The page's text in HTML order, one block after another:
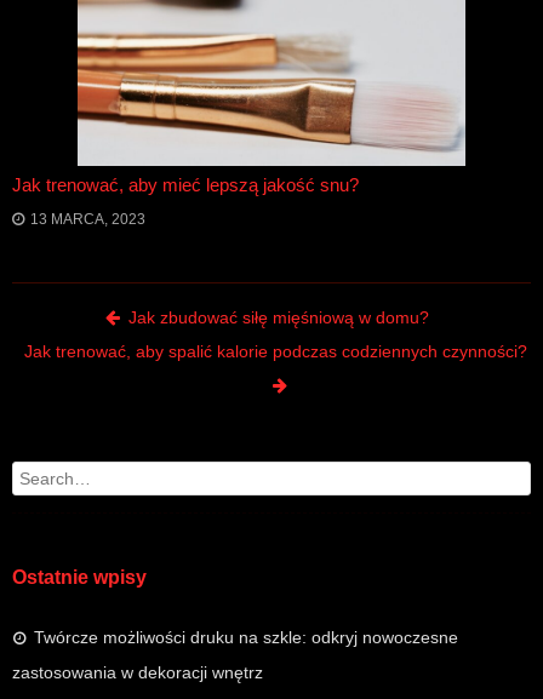
Search
Ostatnie wpisy
Twórcze możliwości druku na szkle: odkryj nowoczesne
zastosowania w dekoracji wnętrz
Jak trenować, aby mieć lepszą jakość snu?
13 MARCA, 2023
Post navigation
Jak zbudować siłę mięśniową w domu?
Jak trenować, aby spalić kalorie podczas codziennych czynności?